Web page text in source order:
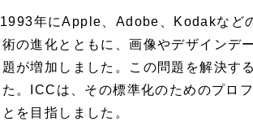
年にApple、Adobe、Kodakなど
術の進化とともに、画像やデザインデ
題が増加しました。この問題を解決す
。ICCは、その標準化のためのプロ
を目指しました。